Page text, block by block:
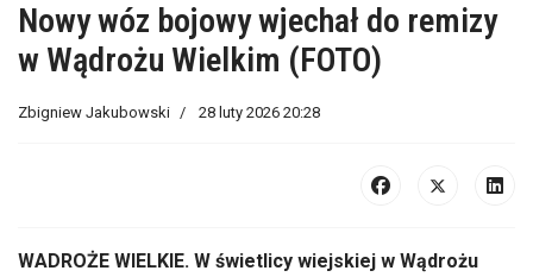
Nowy wóz bojowy wjechał do remizy
w Wądrożu Wielkim (FOTO)
Zbigniew Jakubowski 28 luty 2026 20:28
WADROŻE WIELKIE. W świetlicy wiejskiej w Wądrożu